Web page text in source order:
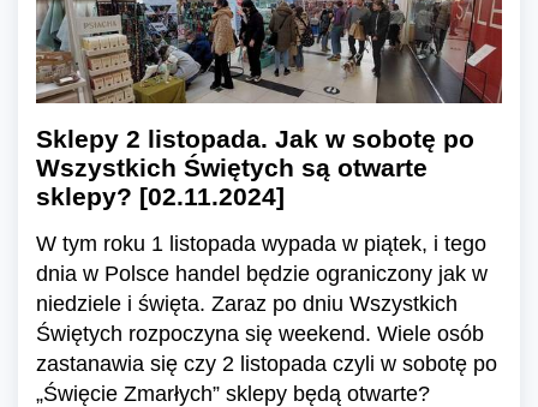
Sklepy 2 listopada. Jak w sobotę po
Wszystkich Świętych są otwarte
sklepy? [02.11.2024]
W tym roku 1 listopada wypada w piątek, i tego
dnia w Polsce handel będzie ograniczony jak w
niedziele i święta. Zaraz po dniu Wszystkich
Świętych rozpoczyna się weekend. Wiele osób
zastanawia się czy 2 listopada czyli w sobotę po
„Święcie Zmarłych” sklepy będą otwarte?